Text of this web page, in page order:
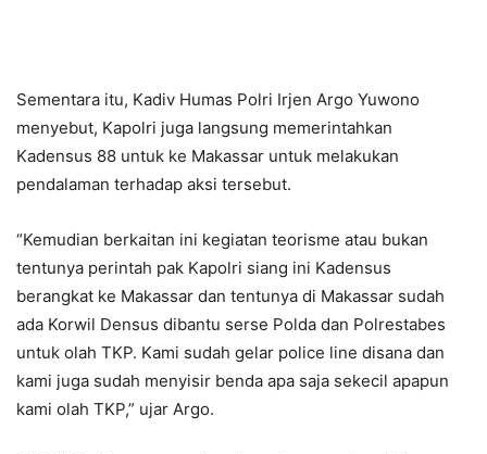
Sementara itu, Kadiv Humas Polri Irjen Argo Yuwono
menyebut, Kapolri juga langsung memerintahkan
Kadensus 88 untuk ke Makassar untuk melakukan
pendalaman terhadap aksi tersebut.
“Kemudian berkaitan ini kegiatan teorisme atau bukan
tentunya perintah pak Kapolri siang ini Kadensus
berangkat ke Makassar dan tentunya di Makassar sudah
ada Korwil Densus dibantu serse Polda dan Polrestabes
untuk olah TKP. Kami sudah gelar police line disana dan
kami juga sudah menyisir benda apa saja sekecil apapun
kami olah TKP,” ujar Argo.